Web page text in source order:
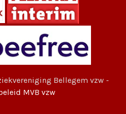
Bellegem vzw -
MVB vzw